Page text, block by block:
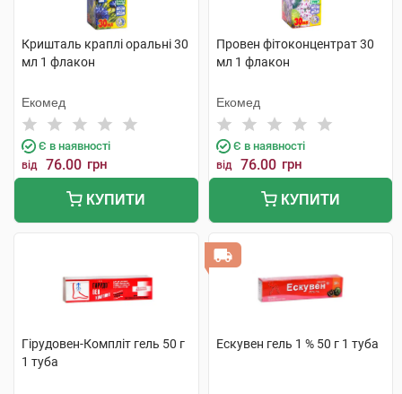
Кришталь краплі оральні 30
мл 1 флакон
Екомед
Є в наявності
від 76.00 грн
КУПИТИ
Провен фітоконцентрат 30
мл 1 флакон
Екомед
Є в наявності
від 76.00 грн
КУПИТИ
Гірудовен-Компліт гель 50 г
1 туба
Ескувен гель 1 % 50 г 1 туба